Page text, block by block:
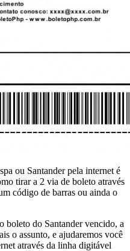
ou Santander pela internet é
tirar a 2 via de boleto através
código de barras ou ainda o
boleto do Santander vencido, a
o assunto, e ajudaremos você
através da linha digitável